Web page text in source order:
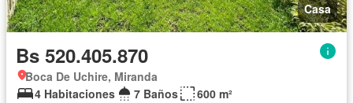
Casa
Bs 520.405.870
Boca De Uchire, Miranda
4 Habitaciones
7 Baños
600 m²